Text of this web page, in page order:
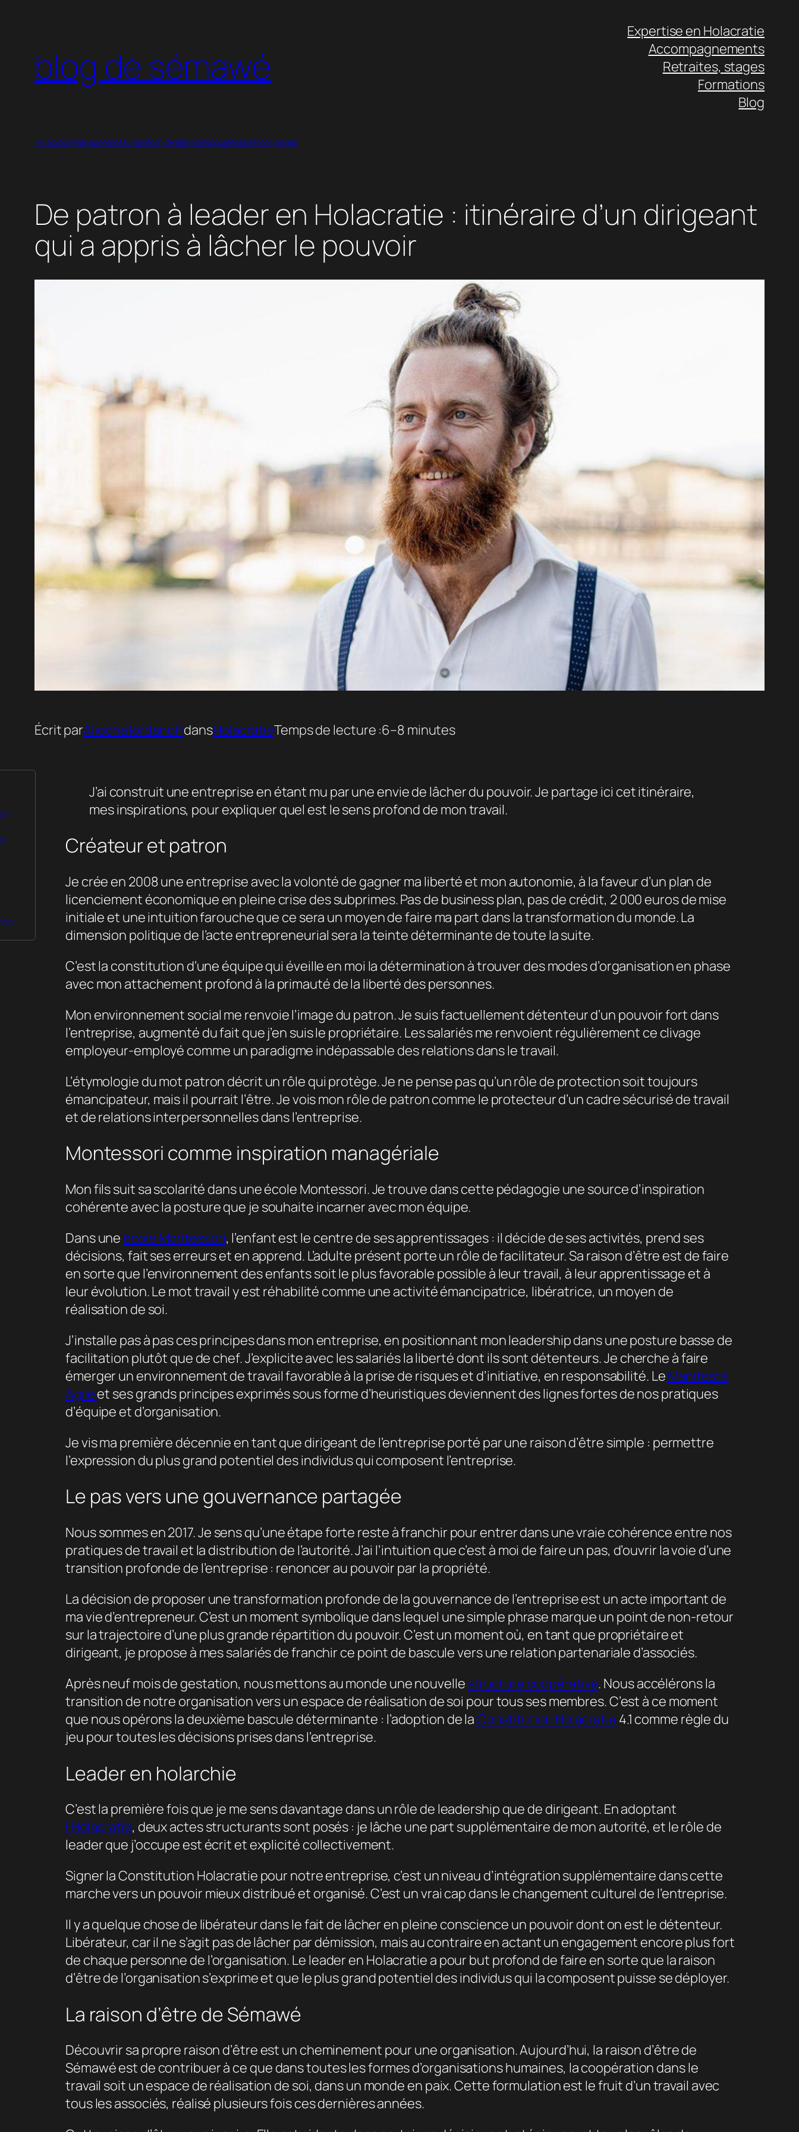
blog de sémawé
Expertise en Holacratie
Accompagnements
Retraites, stages
Formations
Blog
HolacracyManagement & leadershipRelationsRobustesseTémoignages
De patron à leader en Holacratie : itinéraire d’un dirigeant
qui a appris à lâcher le pouvoir
Écrit parAliocha IordanoffdansHolacratieTemps de lecture :6–8 minutes
J’ai construit une entreprise en étant mu par une envie de lâcher du pouvoir. Je partage ici cet itinéraire,
mes inspirations, pour expliquer quel est le sens profond de mon travail.
Créateur et patron
Je crée en 2008 une entreprise avec la volonté de gagner ma liberté et mon autonomie, à la faveur d’un plan de
licenciement économique en pleine crise des subprimes. Pas de business plan, pas de crédit, 2 000 euros de mise
initiale et une intuition farouche que ce sera un moyen de faire ma part dans la transformation du monde. La
dimension politique de l’acte entrepreneurial sera la teinte déterminante de toute la suite.
C’est la constitution d’une équipe qui éveille en moi la détermination à trouver des modes d’organisation en phase
avec mon attachement profond à la primauté de la liberté des personnes.
Mon environnement social me renvoie l’image du patron. Je suis factuellement détenteur d’un pouvoir fort dans
l’entreprise, augmenté du fait que j’en suis le propriétaire. Les salariés me renvoient régulièrement ce clivage
employeur-employé comme un paradigme indépassable des relations dans le travail.
L’étymologie du mot patron décrit un rôle qui protège. Je ne pense pas qu’un rôle de protection soit toujours
émancipateur, mais il pourrait l’être. Je vois mon rôle de patron comme le protecteur d’un cadre sécurisé de travail
et de relations interpersonnelles dans l’entreprise.
Montessori comme inspiration managériale
Mon fils suit sa scolarité dans une école Montessori. Je trouve dans cette pédagogie une source d’inspiration
cohérente avec la posture que je souhaite incarner avec mon équipe.
Dans une école Montessori, l’enfant est le centre de ses apprentissages : il décide de ses activités, prend ses
décisions, fait ses erreurs et en apprend. L’adulte présent porte un rôle de facilitateur. Sa raison d’être est de faire
en sorte que l’environnement des enfants soit le plus favorable possible à leur travail, à leur apprentissage et à
leur évolution. Le mot travail y est réhabilité comme une activité émancipatrice, libératrice, un moyen de
réalisation de soi.
J’installe pas à pas ces principes dans mon entreprise, en positionnant mon leadership dans une posture basse de
facilitation plutôt que de chef. J’explicite avec les salariés la liberté dont ils sont détenteurs. Je cherche à faire
émerger un environnement de travail favorable à la prise de risques et d’initiative, en responsabilité. LeManifeste
Agileet ses grands principes exprimés sous forme d’heuristiques deviennent des lignes fortes de nos pratiques
d’équipe et d’organisation.
Je vis ma première décennie en tant que dirigeant de l’entreprise porté par une raison d’être simple : permettre
l’expression du plus grand potentiel des individus qui composent l’entreprise.
Le pas vers une gouvernance partagée
Nous sommes en 2017. Je sens qu’une étape forte reste à franchir pour entrer dans une vraie cohérence entre nos
pratiques de travail et la distribution de l’autorité. J’ai l’intuition que c’est à moi de faire un pas, d’ouvrir la voie d’une
transition profonde de l’entreprise : renoncer au pouvoir par la propriété.
La décision de proposer une transformation profonde de la gouvernance de l’entreprise est un acte important de
ma vie d’entrepreneur. C’est un moment symbolique dans lequel une simple phrase marque un point de non-retour
sur la trajectoire d’une plus grande répartition du pouvoir. C’est un moment où, en tant que propriétaire et
dirigeant, je propose à mes salariés de franchir ce point de bascule vers une relation partenariale d’associés.
Après neuf mois de gestation, nous mettons au monde une nouvelle structure coopérative. Nous accélérons la
transition de notre organisation vers un espace de réalisation de soi pour tous ses membres. C’est à ce moment
que nous opérons la deuxième bascule déterminante : l’adoption de laConstitution Holacratie 4.1 comme règle du
jeu pour toutes les décisions prises dans l’entreprise.
Leader en holarchie
C’est la première fois que je me sens davantage dans un rôle de leadership que de dirigeant. En adoptant
l’Holacratie, deux actes structurants sont posés : je lâche une part supplémentaire de mon autorité, et le rôle de
leader que j’occupe est écrit et explicité collectivement.
Signer la Constitution Holacratie pour notre entreprise, c’est un niveau d’intégration supplémentaire dans cette
marche vers un pouvoir mieux distribué et organisé. C’est un vrai cap dans le changement culturel de l’entreprise.
Il y a quelque chose de libérateur dans le fait de lâcher en pleine conscience un pouvoir dont on est le détenteur.
Libérateur, car il ne s’agit pas de lâcher par démission, mais au contraire en actant un engagement encore plus fort
de chaque personne de l’organisation. Le leader en Holacratie a pour but profond de faire en sorte que la raison
d’être de l’organisation s’exprime et que le plus grand potentiel des individus qui la composent puisse se déployer.
La raison d’être de Sémawé
Découvrir sa propre raison d’être est un cheminement pour une organisation. Aujourd’hui, la raison d’être de
Sémawé est de contribuer à ce que dans toutes les formes d’organisations humaines, la coopération dans le
travail soit un espace de réalisation de soi, dans un monde en paix. Cette formulation est le fruit d’un travail avec
tous les associés, réalisé plusieurs fois ces dernières années.